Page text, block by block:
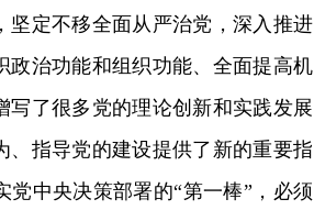
坚定不移全面从严治党，深入推进
政治功能和组织功能、全面提高机
了很多党的理论创新和实践发展
指导党的建设提供了新的重要指
中央决策部署的“第一棒”，必须